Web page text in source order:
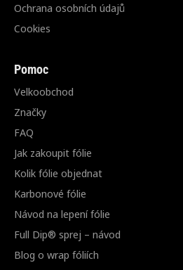
Ochrana osobních údajů
Cookies
Pomoc
Velkoobchod
Značky
FAQ
Jak zakoupit fólie
Kolik fólie objednat
Karbonové fólie
Návod na lepení fólie
Full Dip® sprej – návod
Blog o wrap fóliích